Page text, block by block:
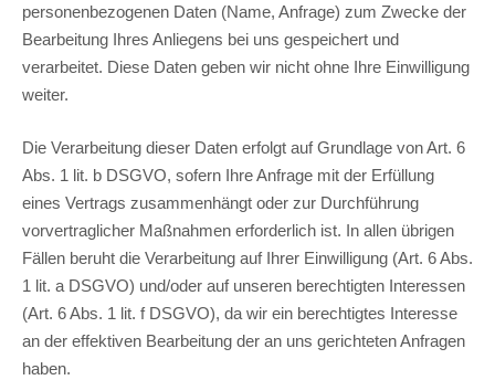
personenbezogenen Daten (Name, Anfrage) zum Zwecke der
Bearbeitung Ihres Anliegens bei uns gespeichert und
verarbeitet. Diese Daten geben wir nicht ohne Ihre Einwilligung
weiter.
Die Verarbeitung dieser Daten erfolgt auf Grundlage von Art. 6
Abs. 1 lit. b DSGVO, sofern Ihre Anfrage mit der Erfüllung
eines Vertrags zusammenhängt oder zur Durchführung
vorvertraglicher Maßnahmen erforderlich ist. In allen übrigen
Fällen beruht die Verarbeitung auf Ihrer Einwilligung (Art. 6 Abs.
1 lit. a DSGVO) und/oder auf unseren berechtigten Interessen
(Art. 6 Abs. 1 lit. f DSGVO), da wir ein berechtigtes Interesse
an der effektiven Bearbeitung der an uns gerichteten Anfragen
haben.